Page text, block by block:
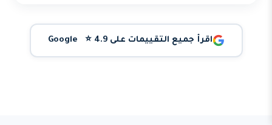
اقرأ جميع التقييمات على Google ⭐ 4.9